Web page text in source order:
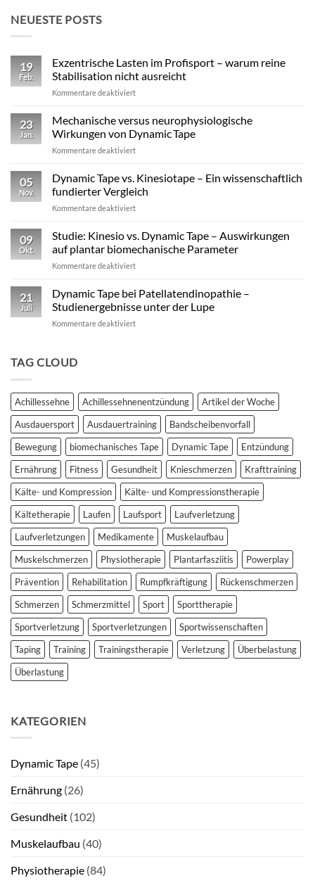
NEUESTE POSTS
19
Feb.
Exzentrische Lasten im Profisport – warum reine
Stabilisation nicht ausreicht
Kommentare deaktiviertfür
Profisport
–
reine
Stabilisation
ausreicht
23
Jan.
Mechanische versus neurophysiologische
Wirkungen von Dynamic Tape
Kommentare deaktiviertfür
versus
neurophysiologische
Wirkungen
von
05
Nov.
Dynamic Tape vs. Kinesiotape – Ein wissenschaftlich
fundierter Vergleich
Kommentare deaktiviertfür
Tape
Kinesiotape
–
wissenschaftlich
fundierter
09
Okt.
Studie: Kinesio vs. Dynamic Tape – Auswirkungen
auf plantar biomechanische Parameter
Kommentare deaktiviertfür
Kinesio
Dynamic
Tape
Parameter
21
Juli
Dynamic Tape bei Patellatendinopathie –
Studienergebnisse unter der Lupe
Kommentare deaktiviertfür
Studienergebnisse
unter
der
Lupe
TAG CLOUD
Achillessehne Achillessehnenentzündung
Artikel der Woche
Ausdauersport
Ausdauertraining
Bandscheibenvorfall
Bewegung
biomechanisches Tape Dynamic Tape
Entzündung
Ernährung
Fitness Gesundheit Knieschmerzen
Krafttraining
Kälte- und Kompression
Kälte- und Kompressionstherapie
Kältetherapie
Laufen Laufsport
Laufverletzung
Laufverletzungen
Medikamente
Muskelaufbau
Muskelschmerzen
Physiotherapie Plantarfasziitis
Powerplay
Prävention
Rehabilitation Rumpfkräftigung
Rückenschmerzen
Schmerzen
Schmerzmittel Sport
Sporttherapie
Sportverletzung
Sportverletzungen
Sportwissenschaften
Taping
Training Trainingstherapie Verletzung
Überbelastung
Überlastung
KATEGORIEN
Dynamic Tape (45)
Ernährung (26)
Gesundheit (102)
Muskelaufbau (40)
Physiotherapie (84)